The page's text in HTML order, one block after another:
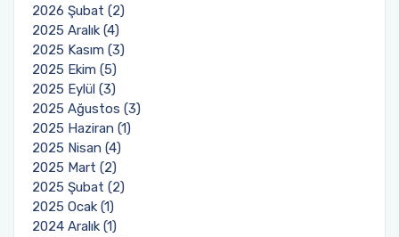
2026 Şubat (2)
2025 Aralık (4)
2025 Kasım (3)
2025 Ekim (5)
2025 Eylül (3)
2025 Ağustos (3)
2025 Haziran (1)
2025 Nisan (4)
2025 Mart (2)
2025 Şubat (2)
2025 Ocak (1)
2024 Aralık (1)